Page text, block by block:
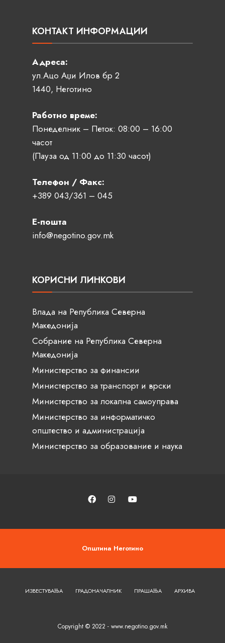
КОНТАКТ ИНФОРМАЦИИ
Адреса:
ул.Ацо Аџи Илов бр 2
1440, Неготино
Работно време:
Понеделник – Петок: 08:00 – 16:00
часот
(Пауза од 11:00 до 11:30 часот)
Телефон / Факс:
+389 043/361 – 045
Е-пошта
info@negotino.gov.mk
КОРИСНИ ЛИНКОВИ
Влада на Република Северна
Македонија
Собрание на Република Северна
Македонија
Министерство за финансии
Министерство за транспорт и врски
Министерство за локална самоуправа
Министерство за информатичко
општество и администрација
Министерство за образование и наука
Општина Неготино
ИЗВЕСТУВАЊА ГРАДОНАЧАЛНИК ПРАШАЊА АРХИВА
Copyright © 2022 - www.negotino.gov.mk